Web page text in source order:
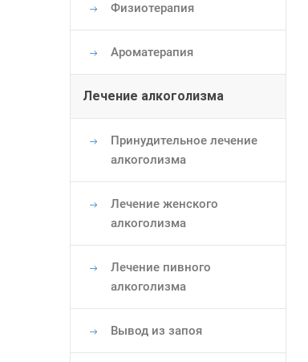
Физиотерапия
Ароматерапия
Лечение алкоголизма
Принудительное лечение
алкоголизма
Лечение женского
алкоголизма
Лечение пивного
алкоголизма
Вывод из запоя